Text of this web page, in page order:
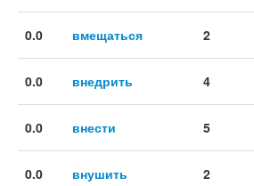
0.0 вмещаться 2
0.0 внедрить 4
0.0 внести 5
0.0 внушить 2